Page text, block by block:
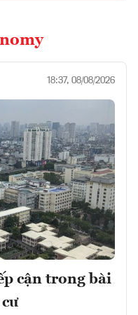
18:37, 08/08/2026
cận trong bài